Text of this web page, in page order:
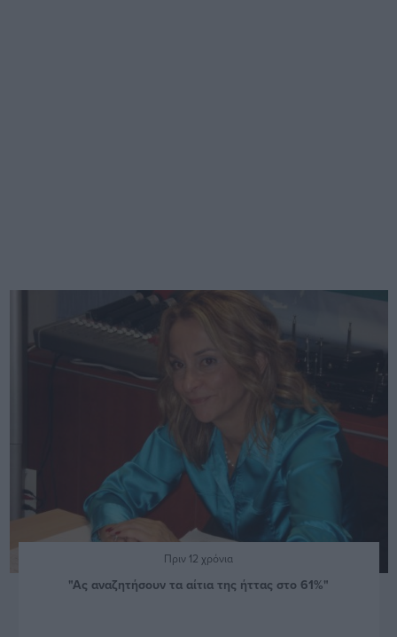
Πριν 12 χρόνια
"Ας αναζητήσουν τα αίτια της ήττας στο 61%"